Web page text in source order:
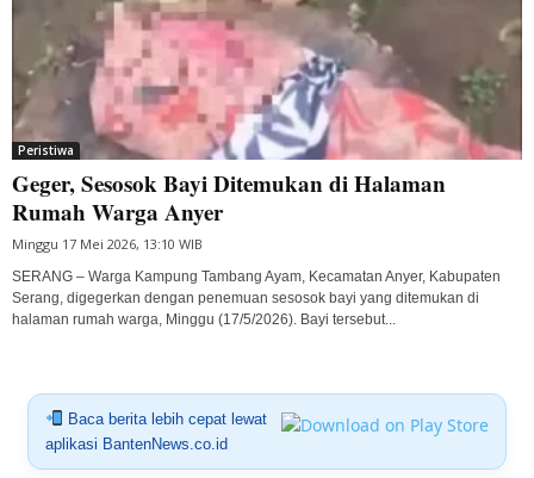
Peristiwa
Geger, Sesosok Bayi Ditemukan di Halaman
Rumah Warga Anyer
Minggu 17 Mei 2026, 13:10 WIB
SERANG – Warga Kampung Tambang Ayam, Kecamatan Anyer, Kabupaten
Serang, digegerkan dengan penemuan sesosok bayi yang ditemukan di
halaman rumah warga, Minggu (17/5/2026). Bayi tersebut...
Baca berita lebih cepat lewat
aplikasi BantenNews.co.id